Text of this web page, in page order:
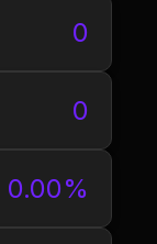
0
0
0.00%